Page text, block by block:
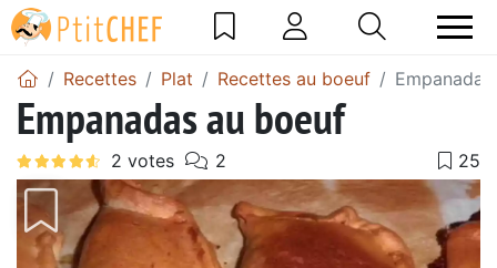
Recettes Plat Recettes au boeuf
Empanadas au boeuf